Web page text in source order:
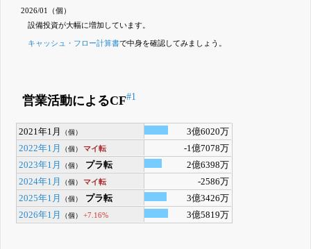
2026/01（個）
設備投資が大幅に増加しています。
キャッシュ・フロー計算書で中身を確認してみましょう。
営業活動によるCF#1
2021年1月 （個）
3億6020万
2022年1月
（個） マイ転
-1億7078万
2023年1月
（個） プラ転
2億6398万
2024年1月
（個） マイ転
-2586万
2025年1月
（個） プラ転
3億3426万
2026年1月
（個） +7.16% 3億5819万